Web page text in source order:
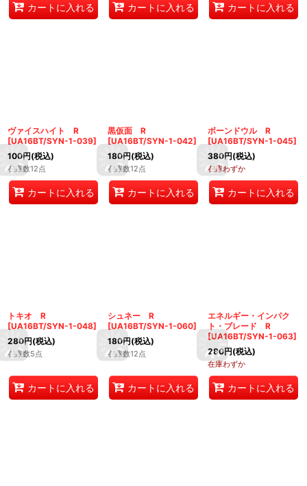
カートに入れる カートに入れる カートに入れる
ヴァイスハイト R
[UA16BT/SYN-1-039]
100円(税込)
在庫数12点
カートに入れる
黒仮面 R
[UA16BT/SYN-1-042]
180円(税込)
在庫数12点
カートに入れる
ボーンドウル R
[UA16BT/SYN-1-045]
380円(税込)
在庫わずか
カートに入れる
トキオ R
[UA16BT/SYN-1-048]
280円(税込)
在庫数5点
カートに入れる
シュネー R
[UA16BT/SYN-1-060]
180円(税込)
在庫数12点
カートに入れる
エネルギー・インパク
ト・ブレード R
[UA16BT/SYN-1-063]
280円(税込)
在庫わずか
カートに入れる